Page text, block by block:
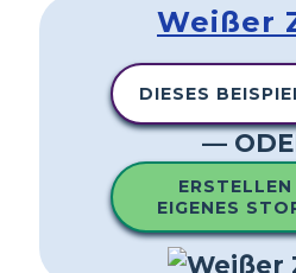
Weißer
DIESES
—
EIGENES